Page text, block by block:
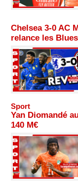
Chelsea 3-0 AC
relance les Blues
Sport
Yan Diomandé
140 M€